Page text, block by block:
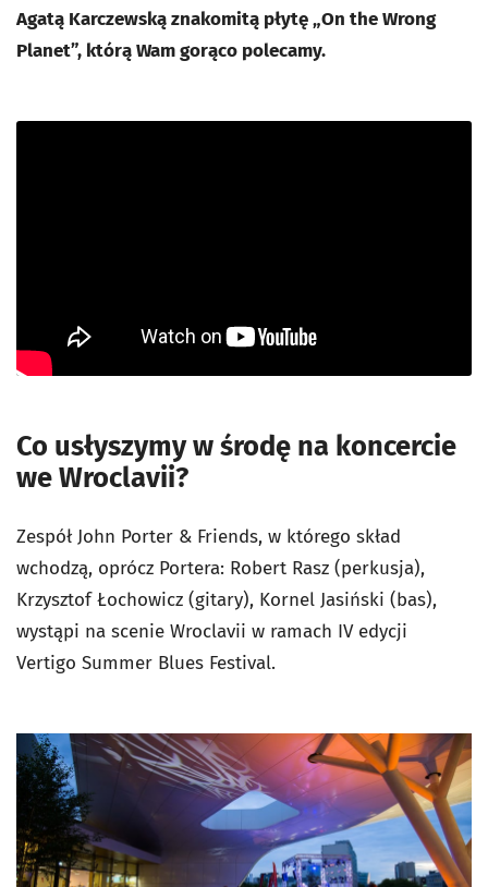
Agatą Karczewską znakomitą płytę „On the Wrong
Planet”, którą Wam gorąco polecamy.
Co usłyszymy w środę na koncercie
we Wroclavii?
Zespół John Porter & Friends, w którego skład
wchodzą, oprócz Portera: Robert Rasz (perkusja),
Krzysztof Łochowicz (gitary), Kornel Jasiński (bas),
wystąpi na scenie Wroclavii w ramach IV edycji
Vertigo Summer Blues Festival.